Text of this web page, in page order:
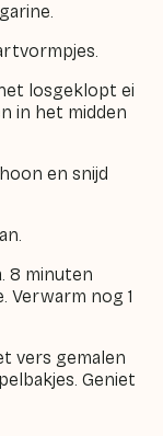
losgeklopt ei
in het midden
en snijd
8 minuten
Verwarm nog 1
vers gemalen
Geniet